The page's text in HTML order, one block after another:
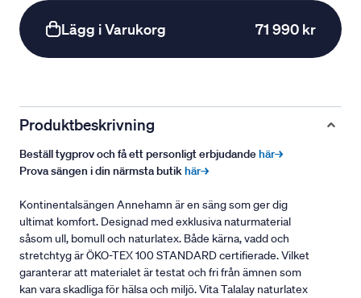
Lägg i Varukorg 71 990 kr
Produktbeskrivning
Beställ tygprov och få ett personligt erbjudandehär→
Prova sängen i din närmsta butikhär→
Kontinentalsängen Annehamn är en säng som ger dig
ultimat komfort. Designad med exklusiva naturmaterial
såsom ull, bomull och naturlatex. Både kärna, vadd och
stretchtyg är ÖKO-TEX 100 STANDARD certifierade. Vilket
garanterar att materialet är testat och fri från ämnen som
kan vara skadliga för hälsa och miljö. Vita Talalay naturlatex